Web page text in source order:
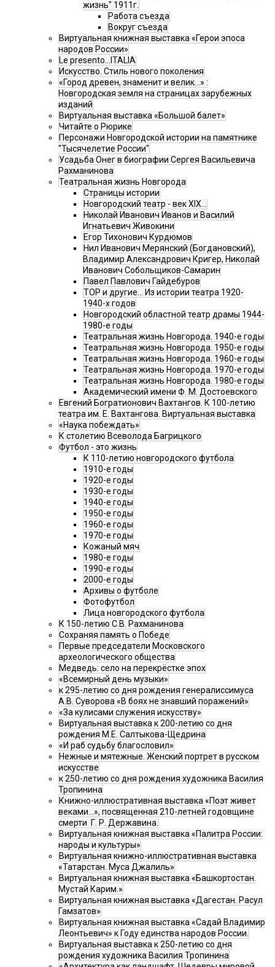
жизнь" 1911г.
Работа съезда
Вокруг съезда
Виртуальная книжная выставка «Герои эпоса
народов России»
Le presento...ITALIA
Искусство. Стиль нового поколения
«Город древен, знаменит и велик…» :
Новгородская земля на страницах зарубежных
изданий
Виртуальная выставка «Большой балет»
Читайте о Рюрике
Персонажи Новгородской истории на памятнике
"Тысячелетие России"
Усадьба Онег в биографии Сергея Васильевича
Рахманинова
Театральная жизнь Новгорода
Страницы истории
Новгородский театр - век XIX…
Николай Иванович Иванов и Василий
Игнатьевич Живокини
Егор Тихонович Курдюмов
Нил Иванович Мерянский (Богдановский),
Владимир Александрович Кригер, Николай
Иванович Собольщиков-Самарин
Павел Павлович Гайдебуров
ТОР и другие… Из истории театра 1920-
1940-х годов
Новгородский областной театр драмы 1944-
1980-е годы
Театральная жизнь Новгорода. 1940-е годы
Театральная жизнь Новгорода. 1950-е годы
Театральная жизнь Новгорода. 1960-е годы
Театральная жизнь Новгорода. 1970-е годы
Театральная жизнь Новгорода. 1980-е годы
Академический имени Ф. М. Достоевского
Евгений Богратионович Вахтангов. К 100-летию
театра им. Е. Вахтангова. Виртуальная выставка
«Наука побеждать»
К столетию Всеволода Багрицкого
Футбол - это жизнь
К 110-летию новгородского футбола
1910-е годы
1920-е годы
1930-е годы
1940-е годы
1950-е годы
1960-е годы
1970-е годы
Кожаный мяч
1980-е годы
1990-е годы
2000-е годы
Архивы о футболе
Фотофутбол
Лица новгородского футбола
К 150-летию С.В. Рахманинова
Сохраняя память о Победе
Первые председатели Московского
археологического общества
Медведь: село на перекрёстке эпох
«Всемирный день музыки»
к 295-летию со дня рождения генералиссимуса
А.В. Суворова «В боях не знавший поражений»
«За кулисами служения искусству»
Виртуальная выставка к 200-летию со дня
рождения М.Е. Салтыкова-Щедрина
«И раб судьбу благословил»
Нежные и мятежные. Женский портрет в русском
искусстве
к 250-летию со дня рождения художника Василия
Тропинина
Книжно-иллюстративная выставка «Поэт живет
веками…», посвященная 210-летней годовщине
смерти Г. Р. Державина.
Виртуальная книжная выставка «Палитра России:
народы и культуры»
Виртуальная книжно-иллюстративная выставка
«Татарстан. Муса Джалиль»
Виртуальная книжная выставка «Башкортостан.
Мустай Карим.»
Виртуальная книжная выставка «Дагестан. Расул
Гамзатов»
Виртуальная книжная выставка «Садай Владимир
Леонтьевич» к Году единства народов России.
Виртуальная выставка к 250-летию со дня
рождения художника Василия Тропинина